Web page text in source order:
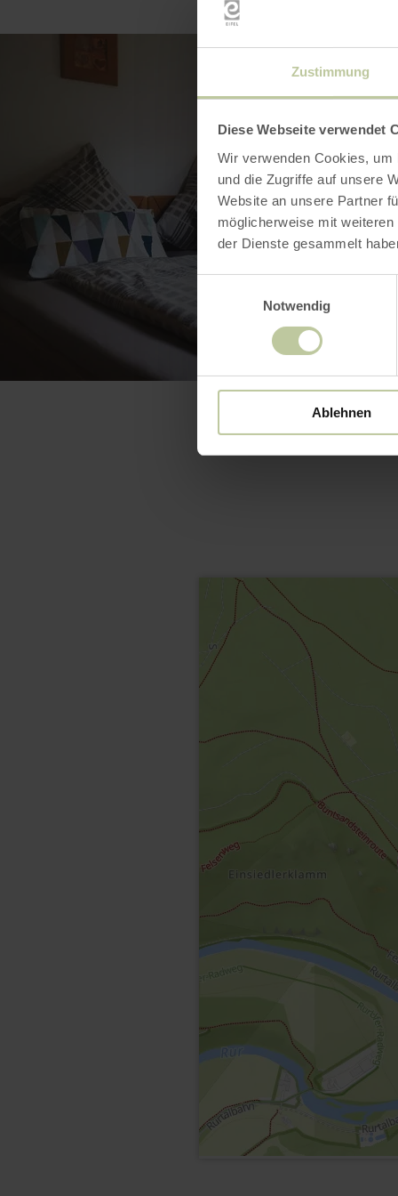
Zustimmung
Diese Webseite verwendet
Wir verwenden Cookies,
und die Zugriffe auf unsere
Website an unsere Partner
möglicherweise mit
der Dienste gesammelt
Notwendig
Ablehnen